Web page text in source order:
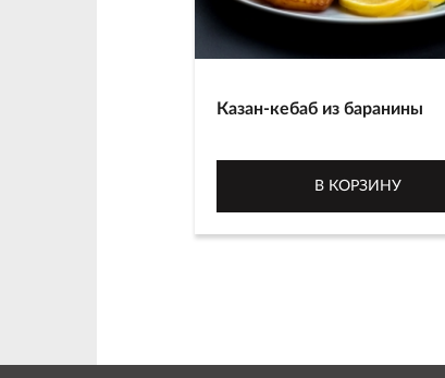
Казан-кебаб из баранины
приготовленная сВ КОРЗИНУ